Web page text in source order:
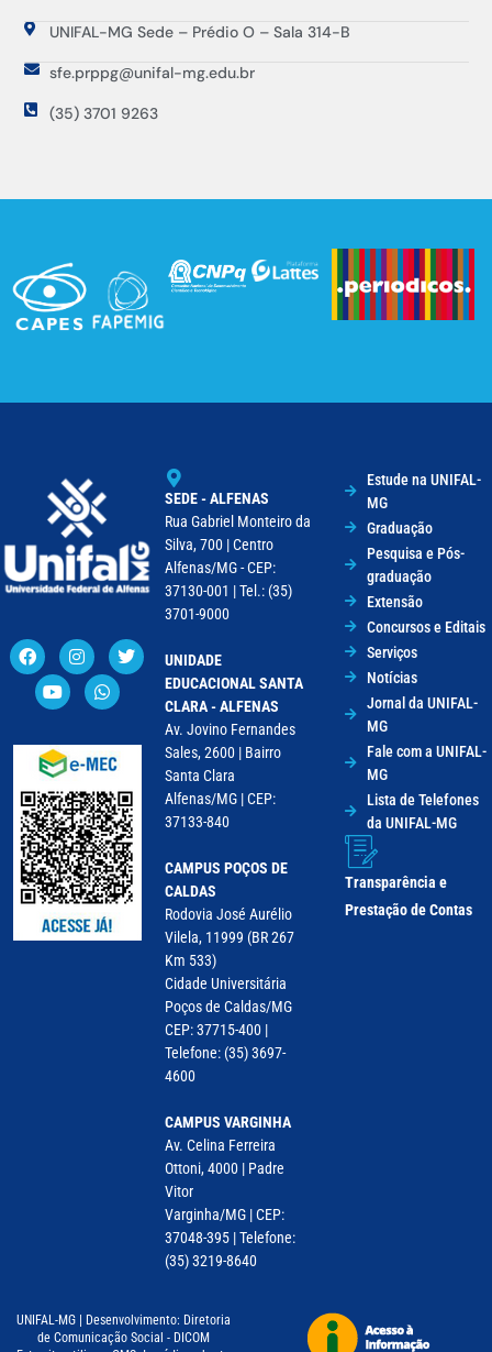
UNIFAL-MG Sede – Prédio O – Sala 314-B
sfe.prppg@unifal-mg.edu.br
(35) 3701 9263
SEDE - ALFENAS
Rua Gabriel Monteiro da
Silva, 700 | Centro
Alfenas/MG - CEP:
37130-001 | Tel.: (35)
3701-9000
UNIDADE
EDUCACIONAL SANTA
CLARA - ALFENAS
Av. Jovino Fernandes
Sales, 2600 | Bairro
Santa Clara
Alfenas/MG | CEP:
37133-840
CAMPUS POÇOS DE
CALDAS
Rodovia José Aurélio
Vilela, 11999 (BR 267
Km 533)
Cidade Universitária
Poços de Caldas/MG
CEP: 37715-400 |
Telefone: (35) 3697-
4600
CAMPUS VARGINHA
Av. Celina Ferreira
Ottoni, 4000 | Padre
Vitor
Varginha/MG | CEP:
37048-395 | Telefone:
(35) 3219-8640
Estude na UNIFAL-
MG
Graduação
Pesquisa e Pós-
graduação
Extensão
Concursos e Editais
Serviços
Notícias
Jornal da UNIFAL-
MG
Fale com a UNIFAL-
MG
Lista de Telefones
da UNIFAL-MG
Transparência e
Prestação de Contas
UNIFAL-MG | Desenvolvimento: Diretoria
de Comunicação Social - DICOM